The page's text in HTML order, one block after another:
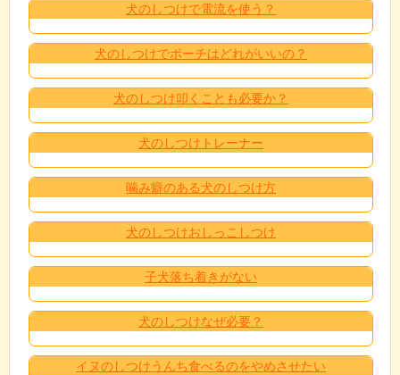
犬のしつけで電流を使う？
犬のしつけでポーチはどれがいいの？
犬のしつけ叩くことも必要か？
犬のしつけトレーナー
噛み癖のある犬のしつけ方
犬のしつけおしっこしつけ
子犬落ち着きがない
犬のしつけなぜ必要？
イヌのしつけうんち食べるのをやめさせたい